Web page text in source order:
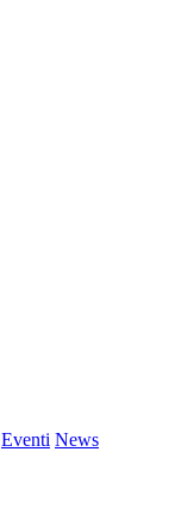
Eventi News